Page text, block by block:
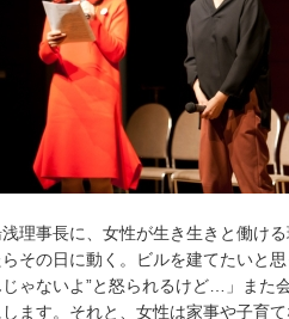
事長に、女性が生き生きと働ける
その日に動く。ビルを建てたいと
ゃないよ”と怒られるけど…」また
ます。それと、女性は家事や子育